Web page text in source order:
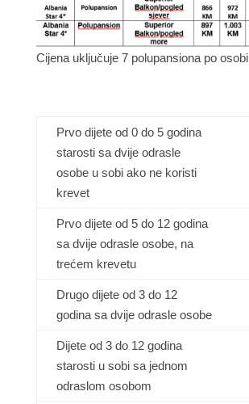
Cijena uključuje 7 polupansiona po osobi
Prvo dijete od 0 do 5 godina
starosti sa dvije odrasle
osobe u sobi ako ne koristi
krevet
Prvo dijete od 5 do 12 godina
sa dvije odrasle osobe, na
trećem krevetu
Drugo dijete od 3 do 12
godina sa dvije odrasle osobe
Dijete od 3 do 12 godina
starosti u sobi sa jednom
odraslom osobom